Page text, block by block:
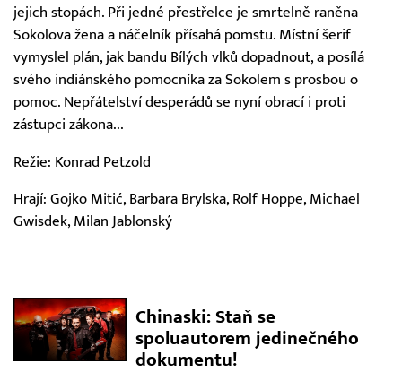
jejich stopách. Při jedné přestřelce je smrtelně raněna
Sokolova žena a náčelník přísahá pomstu. Místní šerif
vymyslel plán, jak bandu Bílých vlků dopadnout, a posílá
svého indiánského pomocníka za Sokolem s prosbou o
pomoc. Nepřátelství desperádů se nyní obrací i proti
zástupci zákona...
Režie: Konrad Petzold
Hrají: Gojko Mitić, Barbara Brylska, Rolf Hoppe, Michael
Gwisdek, Milan Jablonský
Chinaski: Staň se
spoluautorem jedinečného
dokumentu!